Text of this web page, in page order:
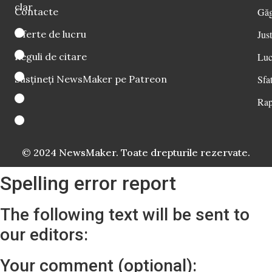
clar
Contacte
Oferte de lucru
Reguli de citare
Susțineți NewsMaker pe Patreon
© 2024 NewsMaker. Toate drepturile rezervate.
Spelling error report
The following text will be sent to
our editors:
Your comment (optional):